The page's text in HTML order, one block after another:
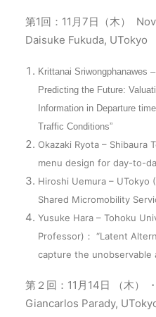
第1回：11月7日（木）
Daisuke Fukuda, UTokyo
Krittanai Sriwongphanawes
Predicting the Future:
Information in Departure
Traffic Conditions”
Okazaki Ryota – Shibaura
menu design for day-to-
Hiroshi Uemura – UTokyo
Shared Micromobility
Yusuke Hara – Tohoku
Professor)： “Latent
capture the unobservable
第２回：11月14日 （木）
Giancarlos Parady,